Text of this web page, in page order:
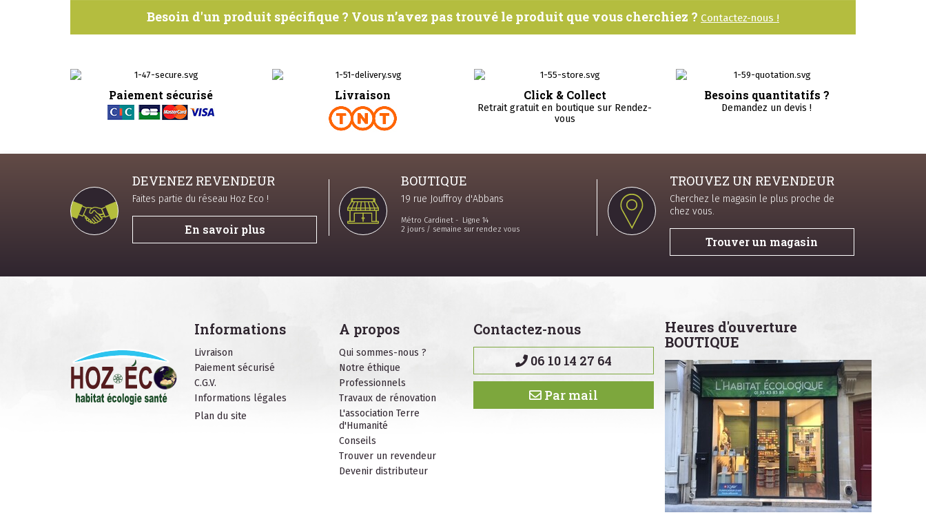
Besoin d'un produit spécifique ? Vous n’avez pas trouvé le produit que vous cherchiez ? Contactez-nous !
Paiement sécurisé Livraison Click & Collect
Retrait gratuit en boutique sur Rendez-
vous
Besoins quantitatifs ?
Demandez un devis !
DEVENEZ REVENDEUR
Faites partie du réseau Hoz Eco !
En savoir plus
BOUTIQUE
19 rue Jouffroy d'Abbans
Métro Cardinet - Ligne 14
2 jours / semaine sur rendez vous
TROUVEZ UN REVENDEUR
Cherchez le magasin le plus proche de
chez vous.
Trouver un magasin
Informations
Livraison
Paiement sécurisé
C.G.V.
Informations légales
Plan du site
A propos
Qui sommes-nous ?
Notre éthique
Professionnels
Travaux de rénovation
L'association Terre
d'Humanité
Conseils
Trouver un revendeur
Devenir distributeur
Contactez-nous
06 10 14 27 64
Par mail
Heures d'ouverture
BOUTIQUE